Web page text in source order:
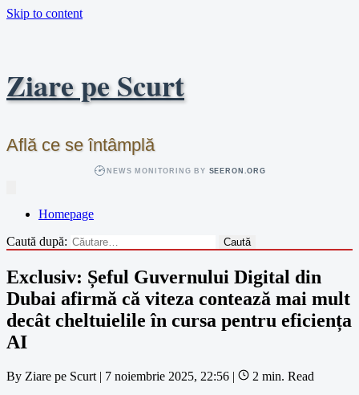
Skip to content
Ziare pe Scurt
Află ce se întâmplă
NEWS MONITORING BY SEERON.ORG
Homepage
Caută după:
Exclusiv: Șeful Guvernului Digital din
Dubai afirmă că viteza contează mai mult
decât cheltuielile în cursa pentru eficiența
AI
By Ziare pe Scurt | 7 noiembrie 2025, 22:56 |
2 min. Read